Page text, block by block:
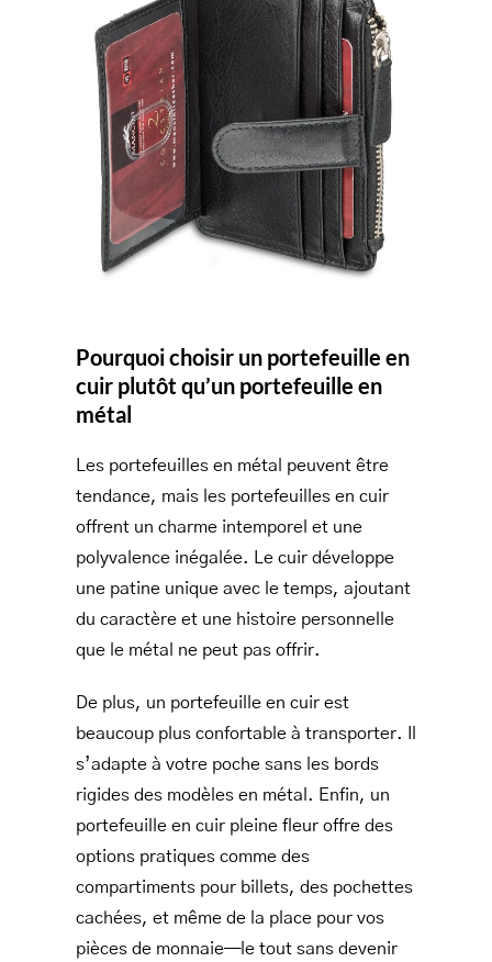
Pourquoi choisir un portefeuille en
cuir plutôt qu’un portefeuille en
métal
Les portefeuilles en métal peuvent être
tendance, mais les portefeuilles en cuir
offrent un charme intemporel et une
polyvalence inégalée. Le cuir développe
une patine unique avec le temps, ajoutant
du caractère et une histoire personnelle
que le métal ne peut pas offrir.
De plus, un portefeuille en cuir est
beaucoup plus confortable à transporter. Il
s’adapte à votre poche sans les bords
rigides des modèles en métal. Enfin, un
portefeuille en cuir pleine fleur offre des
options pratiques comme des
compartiments pour billets, des pochettes
cachées, et même de la place pour vos
pièces de monnaie—le tout sans devenir